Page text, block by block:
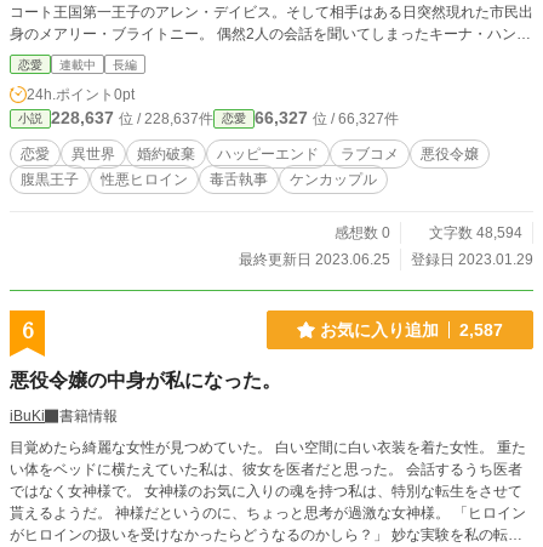
コート王国第一王子のアレン・デイビス。そして相手はある日突然現れた市民出
身のメアリー・ブライトニー。 偶然2人の会話を聞いてしまったキーナ・ハンド
リー公爵令嬢は怒りに震えた。 この私を婚約破棄にするですって？今までどれ
ほど努力してきたと思ってるのよ！ じゃあもう結構よ。私は私の好きなように
生きてやる。その前に2人には私をバカにした罪を償ってもらわなきゃ！ でもな
んで突然婚約破棄？この話には裏があるのかしら？ っていうか、なんで私と婚
約破棄したいアレンは私に甘い言葉を囁くの！？ 陰で悪役令嬢と呼ばれる好奇
心旺盛なキーナと完全無欠の腹黒王子アレンの魔法学園恋愛バトル？が始まっ
た。 お気に入り、エール、投票ありがとうございます！とても励みになりま
恋愛 連載中 長編
24h.ポイント 0pt
小説 228,637 位 / 228,637件 恋愛 66,327 位 / 66,327件
恋愛 異世界 婚約破棄 ハッピーエンド ラブコメ
悪役令嬢
腹黒王子
性悪ヒロイン 毒舌執事 ケンカップル
感想数 0
文字数 48,594
最終更新日 2023.06.25
登録日 2023.01.29
6 お気に入り追加 2,587
悪役令嬢の中身が私になった。
iBuKi
書籍情報
目覚めたら綺麗な女性が見つめていた。 白い空間に白い衣装を着た女性。 重た
い体をベッドに横たえていた私は、彼女を医者だと思った。 会話するうち医者
ではなく女神様で。 女神様のお気に入りの魂を持つ私は、特別な転生をさせて
貰えるようだ。 神様だというのに、ちょっと思考が過激な女神様。 「ヒロイン
がヒロインの扱いを受けなかったらどうなるのかしら？」 妙な実験を私の転生